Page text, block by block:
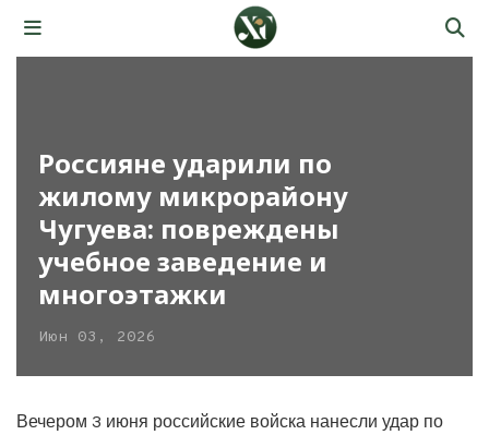
Россияне ударили по
жилому микрорайону
Чугуева: повреждены
учебное заведение и
многоэтажки
Июн 03, 2026
Вечером 3 июня российские войска нанесли удар по